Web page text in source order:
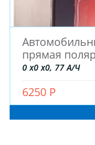
прямая
0 x0 x0, 77 А/Ч
6250 Р